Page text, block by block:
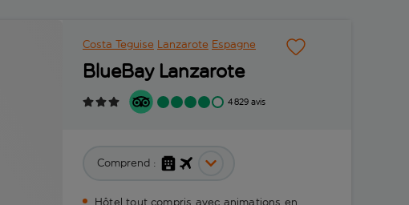
Costa Teguise Lanzarote Espagne
BlueBay Lanzarote
4 829 avis
Comprend :
Hôtel tout compris avec animations en